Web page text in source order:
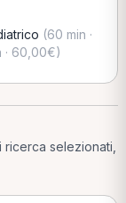
(60 min ·
· 60,00€)
selezionati,